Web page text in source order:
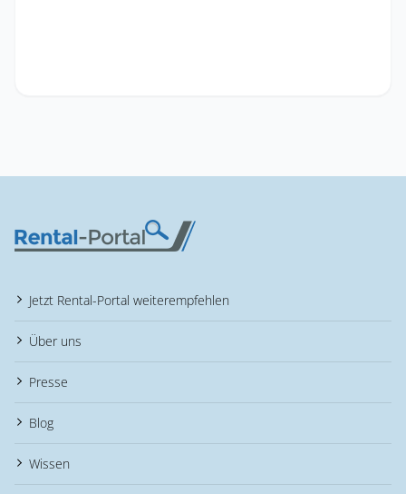
Jetzt Rental-Portal weiterempfehlen
Über uns
Presse
Blog
Wissen